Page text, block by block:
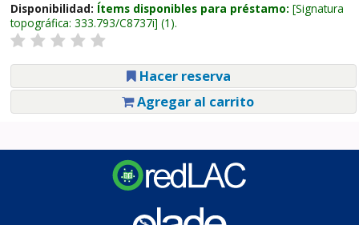
Disponibilidad: Ítems disponibles para préstamo: Signatura
topográfica: 333.793/C8737i (1).
Hacer reserva
Agregar al carrito